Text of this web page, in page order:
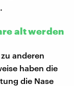
alt werden
anderen
haben die
die Nase